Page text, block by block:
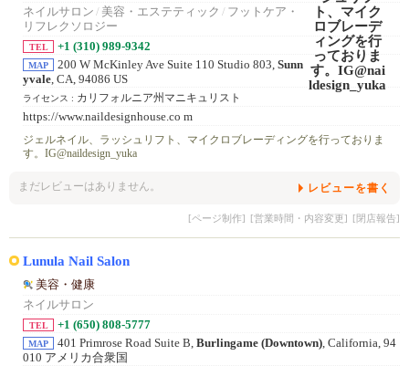
ネイルサロン / 美容・エステティック / フットケア・
リフレクソロジー
TEL +1 (310) 989-9342
MAP 200 W McKinley Ave Suite 110 Studio 803, Sunn
yvale, CA, 94086 US
ライセンス : カリフォルニア州マニキュリスト
https://www.naildesignhouse.co m
ジェルネイル、ラッシュリフト、マイクロブレーディングを行っておりま
す。IG@naildesign_yuka
まだレビューはありません。 レビューを書く
[ページ制作] [営業時間・内容変更] [閉店報告]
Lunula Nail Salon
美容・健康
ネイルサロン
TEL +1 (650) 808-5777
MAP 401 Primrose Road Suite B, Burlingame (Downtown), California, 94
010 アメリカ合衆国